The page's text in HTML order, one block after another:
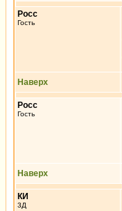
Росс
Гость
Наверх
Росс
Гость
Наверх
КИ
3Д